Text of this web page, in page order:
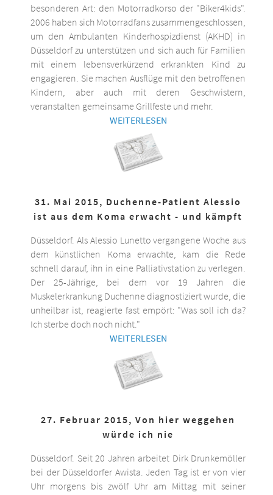
besonderen Art: den Motorradkorso der "Biker4kids".
2006 haben sich Motorradfans zusammengeschlossen,
um den Ambulanten Kinderhospizdienst (AKHD) in
Düsseldorf zu unterstützen und sich auch für Familien
mit einem lebensverkürzend erkrankten Kind zu
engagieren. Sie machen Ausflüge mit den betroffenen
Kindern, aber auch mit deren Geschwistern,
veranstalten gemeinsame Grillfeste und mehr.
WEITERLESEN
31. Mai 2015, Duchenne-Patient Alessio
ist aus dem Koma erwacht - und kämpft
Düsseldorf. Als Alessio Lunetto vergangene Woche aus
dem künstlichen Koma erwachte, kam die Rede
schnell darauf, ihn in eine Palliativstation zu verlegen.
Der 25-Jährige, bei dem vor 19 Jahren die
Muskelerkrankung Duchenne diagnostiziert wurde, die
unheilbar ist, reagierte fast empört: "Was soll ich da?
Ich sterbe doch noch nicht."
WEITERLESEN
27. Februar 2015, Von hier weggehen
würde ich nie
Düsseldorf. Seit 20 Jahren arbeitet Dirk Drunkemöller
bei der Düsseldorfer Awista. Jeden Tag ist er von vier
Uhr morgens bis zwölf Uhr am Mittag mit seiner